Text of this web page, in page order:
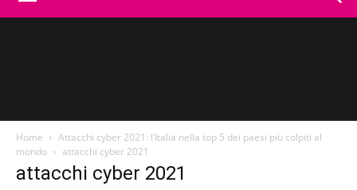
Home
Attacchi cyber 2021: l’Italia nella top 5 dei paesi più colpiti al
mondo
attacchi cyber 2021
attacchi cyber 2021